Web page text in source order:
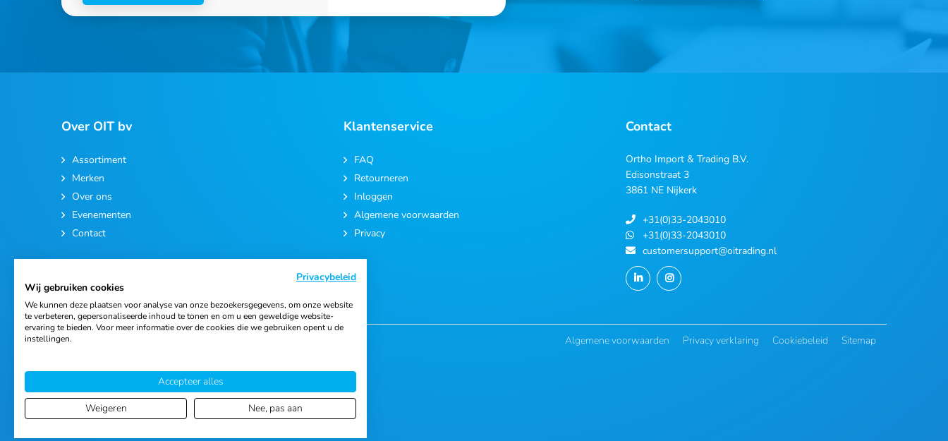
Over OIT bv
Assortiment
Merken
Over ons
Evenementen
Contact
Klantenservice
FAQ
Retourneren
Inloggen
Algemene voorwaarden
Privacy
Contact
Ortho Import & Trading B.V.
Edisonstraat 3
3861 NE Nijkerk
+31(0)33-2043010
+31(0)33-2043010
customersupport@oitrading.nl
© 2026 Ortho Import & Trading B.V. Algemene voorwaarden Privacy verklaring Cookiebeleid Sitemap
Privacybeleid
Wij gebruiken cookies
We kunnen deze plaatsen voor analyse van onze bezoekersgegevens, om onze website
te verbeteren, gepersonaliseerde inhoud te tonen en om u een geweldige website-
ervaring te bieden. Voor meer informatie over de cookies die we gebruiken opent u de
instellingen.
Accepteer alles
Weigeren
Nee, pas aan